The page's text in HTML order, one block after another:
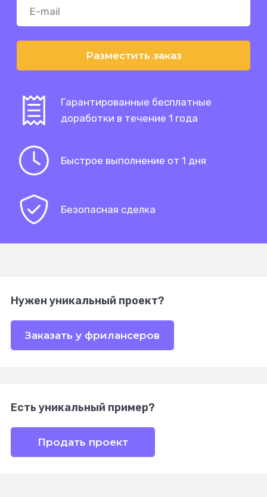
Разместить заказ
Гарантированные бесплатные
доработки в течение 1 года
Быстрое выполнение от 1 дня
Безопасная сделка
Нужен уникальный проект?
Заказать у фрилансеров
Есть уникальный пример?
Продать проект